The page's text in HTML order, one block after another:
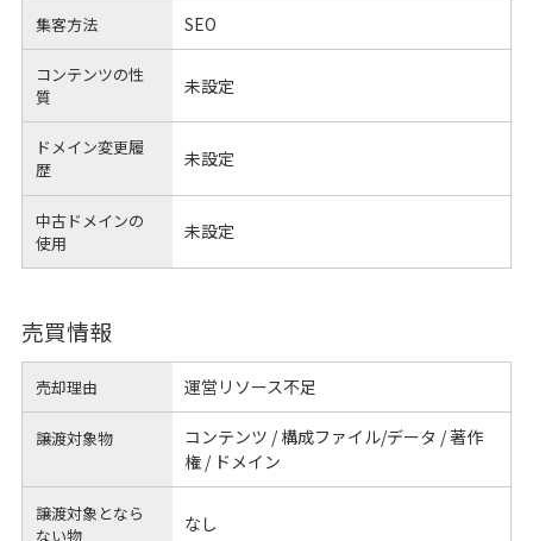
集客方法 SEO
コンテンツの性
質
未設定
ドメイン変更履
歴
未設定
中古ドメインの
使用
未設定
売買情報
売却理由 運営リソース不足
譲渡対象物
コンテンツ / 構成ファイル/データ / 著作
権 / ドメイン
譲渡対象となら
ない物
なし